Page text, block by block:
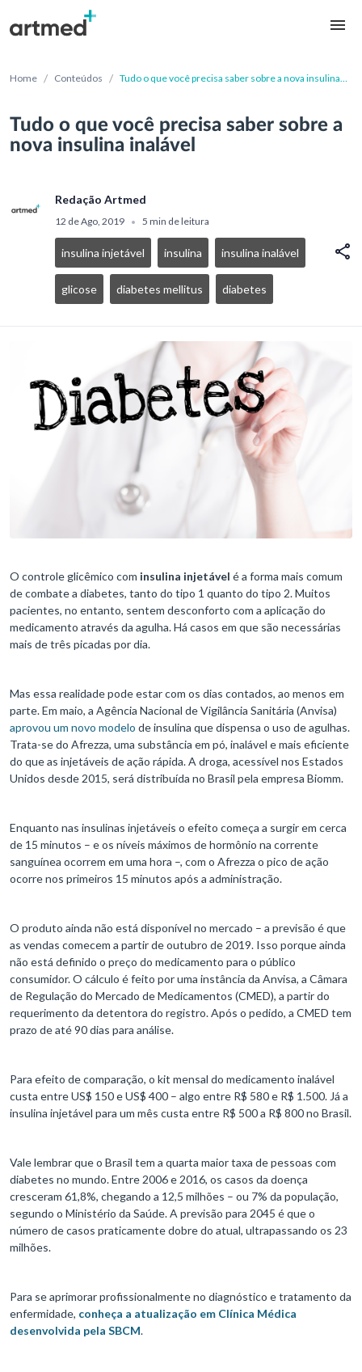
Home / Conteúdos / Tudo o que você precisa saber sobre a nova insulina
Tudo o que você precisa saber sobre a
nova insulina inalável
Redação Artmed
12 de Ago, 2019 • 5 min de leitura
insulina injetável insulina insulina inalável
glicose diabetes mellitus diabetes
O controle glicêmico com insulina injetável é a forma mais comum
de combate a diabetes, tanto do tipo 1 quanto do tipo 2. Muitos
pacientes, no entanto, sentem desconforto com a aplicação do
medicamento através da agulha. Há casos em que são necessárias
mais de três picadas por dia.
Mas essa realidade pode estar com os dias contados, ao menos em
parte. Em maio, a Agência Nacional de Vigilância Sanitária (Anvisa)
aprovou um novo modelo de insulina que dispensa o uso de agulhas.
Trata-se do Afrezza, uma substância em pó, inalável e mais eficiente
do que as injetáveis de ação rápida. A droga, acessível nos Estados
Unidos desde 2015, será distribuída no Brasil pela empresa Biomm.
Enquanto nas insulinas injetáveis o efeito começa a surgir em cerca
de 15 minutos – e os níveis máximos de hormônio na corrente
sanguínea ocorrem em uma hora –, com o Afrezza o pico de ação
ocorre nos primeiros 15 minutos após a administração.
O produto ainda não está disponível no mercado – a previsão é que
as vendas comecem a partir de outubro de 2019. Isso porque ainda
não está definido o preço do medicamento para o público
consumidor. O cálculo é feito por uma instância da Anvisa, a Câmara
de Regulação do Mercado de Medicamentos (CMED), a partir do
requerimento da detentora do registro. Após o pedido, a CMED tem
prazo de até 90 dias para análise.
Para efeito de comparação, o kit mensal do medicamento inalável
custa entre US$ 150 e US$ 400 – algo entre R$ 580 e R$ 1.500. Já a
insulina injetável para um mês custa entre R$ 500 a R$ 800 no Brasil.
Vale lembrar que o Brasil tem a quarta maior taxa de pessoas com
diabetes no mundo. Entre 2006 e 2016, os casos da doença
cresceram 61,8%, chegando a 12,5 milhões – ou 7% da população,
segundo o Ministério da Saúde. A previsão para 2045 é que o
número de casos praticamente dobre do atual, ultrapassando os 23
milhões.
Para se aprimorar profissionalmente no diagnóstico e tratamento da
enfermidade, conheça a atualização em Clínica Médica
desenvolvida pela SBCM.